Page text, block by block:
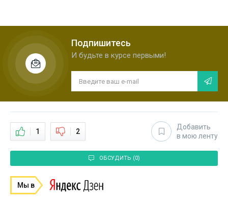
Подпишитесь
И будьте в курсе первыми!
1 2
Добавить
в мою ленту
ОБСУДИТЬ (0)
Мы в